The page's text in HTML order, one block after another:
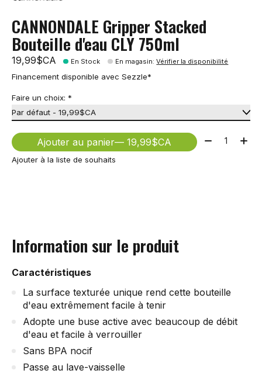
CANNONDALE Gripper Stacked
Bouteille d'eau CLY 750ml
19,99$CA En Stock En magasin:Vérifier la disponibilité
Financement disponible avec Sezzle*
Faire un choix: *
Ajouter au panier — 19,99$CA Quantité:
Ajouter à la liste de souhaits
Information sur le produit
Caractéristiques
La surface texturée unique rend cette bouteille
d'eau extrêmement facile à tenir
Adopte une buse active avec beaucoup de débit
d'eau et facile à verrouiller
Sans BPA nocif
Passe au lave-vaisselle